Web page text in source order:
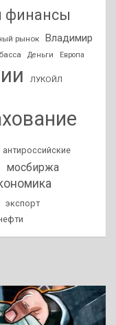
финансы
рынок
Владимир
Деньги Европа
ЛУКОЙЛ
антироссийские
мосбиржа
экспорт